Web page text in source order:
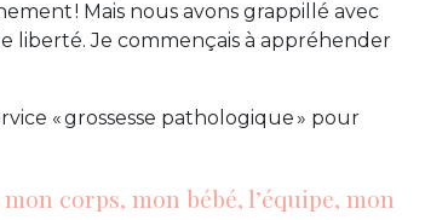
! Mais nous avons grappillé avec
liberté. Je commençais à appréhender
« grossesse pathologique » pour
corps, mon bébé, l’équipe, mon